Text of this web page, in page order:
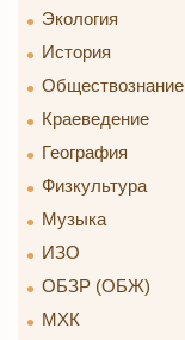
Экология
История
Обществознание
Краеведение
География
Физкультура
Музыка
ИЗО
ОБЗР (ОБЖ)
МХК